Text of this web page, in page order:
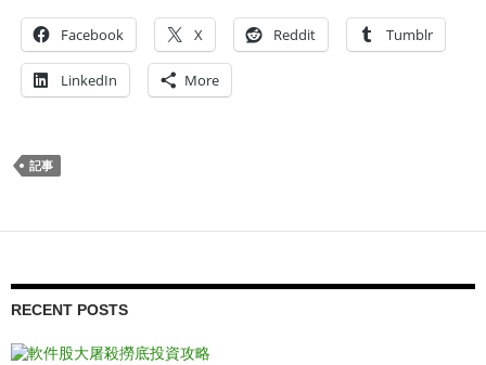
Facebook X Reddit Tumblr
LinkedIn More
記事
RECENT POSTS